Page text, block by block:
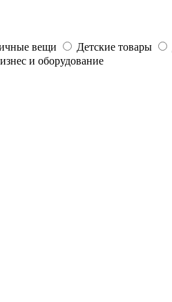
вещи Детские товары
и оборудование